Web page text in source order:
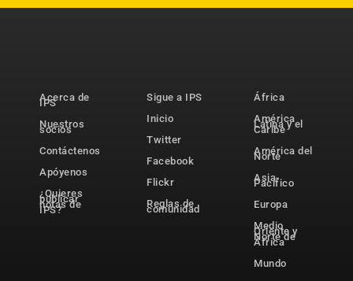
Acerca de
IPS
Nuestros
socios
Contáctenos
Apóyenos
¿Quieres
publicar
notas de
IPS?
Sigue a IPS
Inicio
Twitter
Facebook
Flickr
Reglas de
comunidad
África
América
Latina y el
Caribe
América del
Norte
Asia-
Pacífico
Europa
Medio
Oriente y
Norte de
África
Mundo